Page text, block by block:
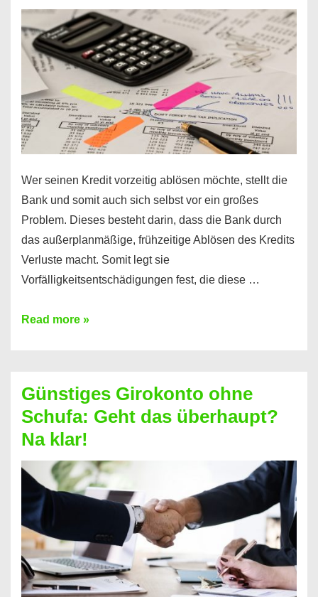
Mit
diesen
Regeln!
Wer seinen Kredit vorzeitig ablösen möchte, stellt die
Bank und somit auch sich selbst vor ein großes
Problem. Dieses besteht darin, dass die Bank durch
das außerplanmäßige, frühzeitige Ablösen des Kredits
Verluste macht. Somit legt sie
Vorfälligkeitsentschädigungen fest, die diese …
Kredit
dabei
profitieren
–
So
funktioniert’s
Read more »
Günstiges Girokonto ohne
Schufa: Geht das überhaupt?
Na klar!